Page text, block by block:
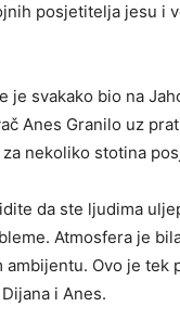
posjetitelja jesu i
je svakako bio na
Anes Granilo uz
nekoliko stotina
da ste ljudima
Atmosfera je
Ovo je
i Anes.